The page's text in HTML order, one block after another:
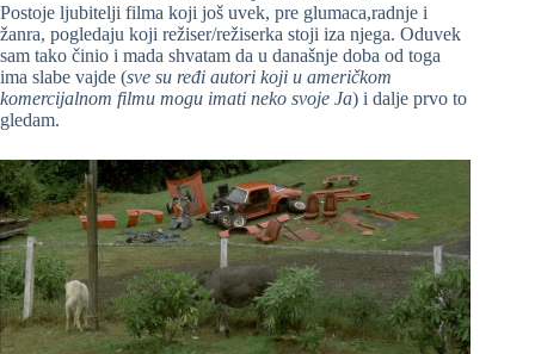
Postoje ljubitelji filma koji još uvek, pre glumaca,radnje i
žanra, pogledaju koji režiser/režiserka stoji iza njega. Oduvek
sam tako činio i mada shvatam da u današnje doba od toga
ima slabe vajde (sve su ređi autori koji u američkom
komercijalnom filmu mogu imati neko svoje Ja) i dalje prvo to
gledam.